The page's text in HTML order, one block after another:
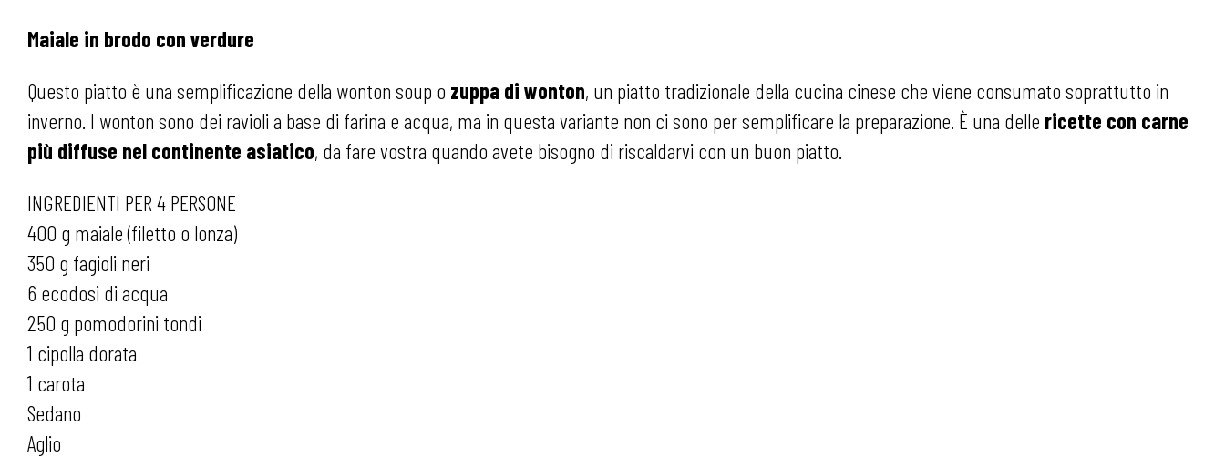
Maiale in brodo con verdure
Questo piatto è una semplificazione della wonton soup o zuppa di wonton, un piatto tradizionale della cucina cinese che viene consumato soprattutto in
inverno. I wonton sono dei ravioli a base di farina e acqua, ma in questa variante non ci sono per semplificare la preparazione. È una delle ricette con carne
più diffuse nel continente asiatico, da fare vostra quando avete bisogno di riscaldarvi con un buon piatto.
INGREDIENTI PER 4 PERSONE
400 g maiale (filetto o lonza)
350 g fagioli neri
6 ecodosi di acqua
250 g pomodorini tondi
1 cipolla dorata
1 carota
Sedano
Aglio